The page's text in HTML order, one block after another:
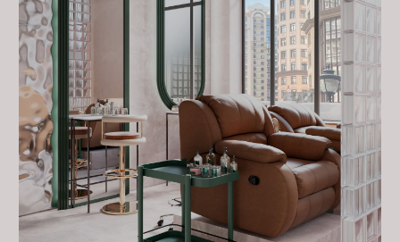
Ресепшн выполнен в минималистичном стиле с
использованием натуральных материалов. Светлые
стены и пол из заливного бетона придают
пространству современный вид. Выделяется и
зеленая стойка ресепшн, которая добавляет
интерьеру свежести. Здесь же мы разместили
небольшой стеллаж для продукции, что удобно как
для клиентов, так и для мастеров.
Зал студии
Зал для процедур разделен на зоны с помощью
стеклоблоков, что создает ощущение легкости и
воздушности. Ждя гостей предусмотрели удобные и
красивые кресла и стулья.
Перегородки из стеклоблоков не только
разграничивают рабочие зоны, но и пропускают свет,
создавая приятную атмосферу. Мягкое освещение и